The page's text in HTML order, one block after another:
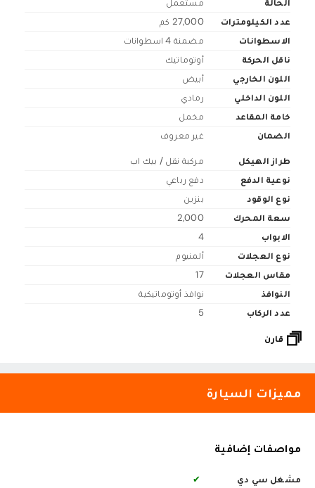
الحالة
مستعمل
عدد الكيلومترات
27,000 كم
الاسطوانات
مضمنة 4 اسطوانات
ناقل الحركة
أوتوماتيك
اللون الخارجي
أبيض
اللون الداخلي
رمادي
خامة المقاعد
مخمل
الضمان
غير معروف
طراز الهيكل
مركبة نقل / بيك اب
نوعية الدفع
دفع رباعي
نوع الوقود
بنزين
سعة المحرك
2,000
الابواب
4
نوع العجلات
ألمنيوم
مقاس العجلات
17
النوافذ
نوافذ أوتوماتيكية
عدد الركاب
5
قارن
مميزات السيارة
مواصفات إضافية
مشغل سي دي
✔